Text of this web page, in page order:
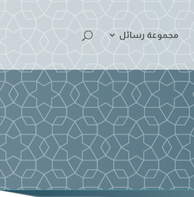
مجموعة رسائل